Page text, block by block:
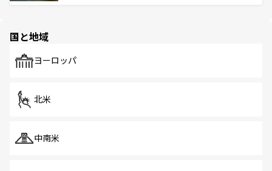
で、ホーカーズは地元の風情を楽しめる外せないスポット
国と地域
ヨーロッパ
北米
中南米